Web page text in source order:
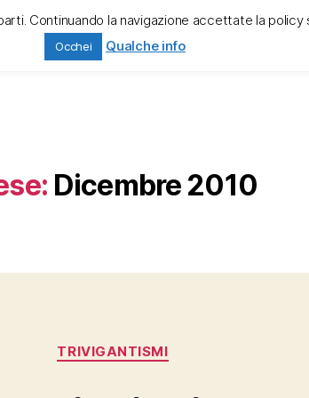
ciò che è stato
Dicembre 2010
Categorie
TRIVIGANTISMI
Continuando la navigazione accettate la
Occhei Qualche info